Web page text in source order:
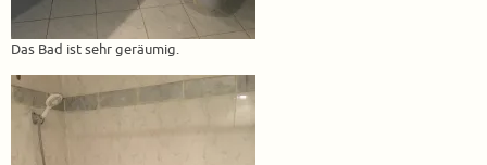
Das Bad ist sehr geräumig.